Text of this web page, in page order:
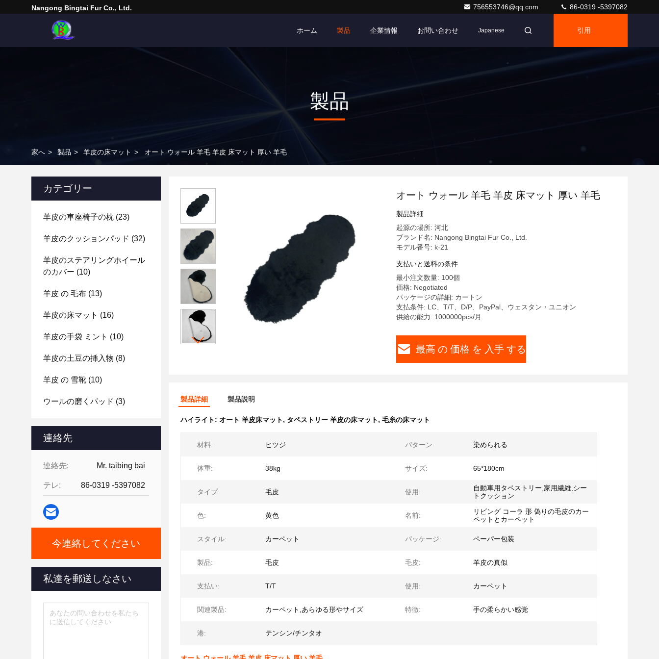
Nangong Bingtai Fur Co., Ltd. 756553746@qq.com 86-0319 -5397082
ホーム 製品 企業情報 お問い合わせ Japanese 引用
製品
家へ > 製品 > 羊皮の床マット > オート ウォール 羊毛 羊皮 床マット 厚い 羊毛
カテゴリー
羊皮の車座椅子の枕 (23)
羊皮のクッションパッド (32)
羊皮のステアリングホイール
のカバー (10)
羊皮 の 毛布 (13)
羊皮の床マット (16)
羊皮の手袋 ミント (10)
羊皮の土豆の挿入物 (8)
羊皮 の 雪靴 (10)
ウールの磨くパッド (3)
連絡先
連絡先: Mr. taibing bai
テレ: 86-0319 -5397082
今連絡してください
私達を郵送しなさい
オート ウォール 羊毛 羊皮 床マット 厚い 羊毛
製品詳細
起源の場所: 河北
ブランド名: Nangong Bingtai Fur Co., Ltd.
モデル番号: k-21
支払いと送料の条件
最小注文数量: 100個
価格: Negotiated
パッケージの詳細: カートン
支払条件: LC、T/T、D/P、PayPal、ウェスタン・ユニオン
供給の能力: 1000000pcs/月
最高 の 価格 を 入手 する
製品詳細 製品説明
ハイライト: オート 羊皮床マット, タペストリー 羊皮の床マット, 毛糸の床マット
材料: ヒツジ パターン: 染められる
体重: 38kg サイズ: 65*180cm
タイプ: 毛皮 使用:
自動車用タペストリー,家用繊維,シー
トクッション
色: 黄色 名前:
リビング コーラ 形 偽りの毛皮のカー
ペットとカーペット
スタイル: カーペット パッケージ: ペーパー包装
製品: 毛皮 毛皮: 羊皮の真似
支払い: T/T 使用: カーペット
関連製品: カーペット,あらゆる形やサイズ 特徴: 手の柔らかい感覚
港: テンシン/チンタオ